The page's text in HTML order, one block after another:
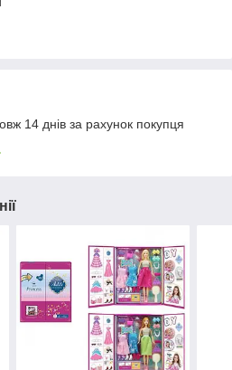
14 днів за рахунок покупця